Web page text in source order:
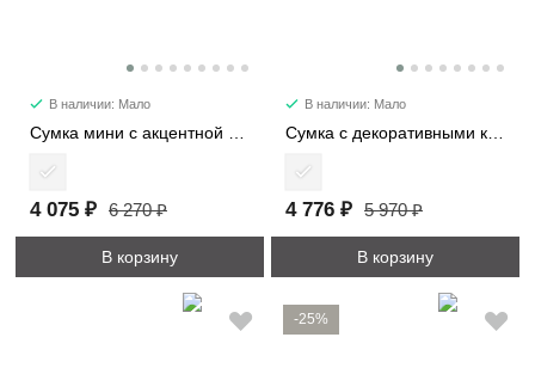
В наличии: Мало
Сумка мини с акцентной деталью 7053-1
4 075 ₽ 6 270 ₽
В корзину
В наличии: Мало
Сумка с декоративными карманами 2480
4 776 ₽ 5 970 ₽
В корзину
-25%